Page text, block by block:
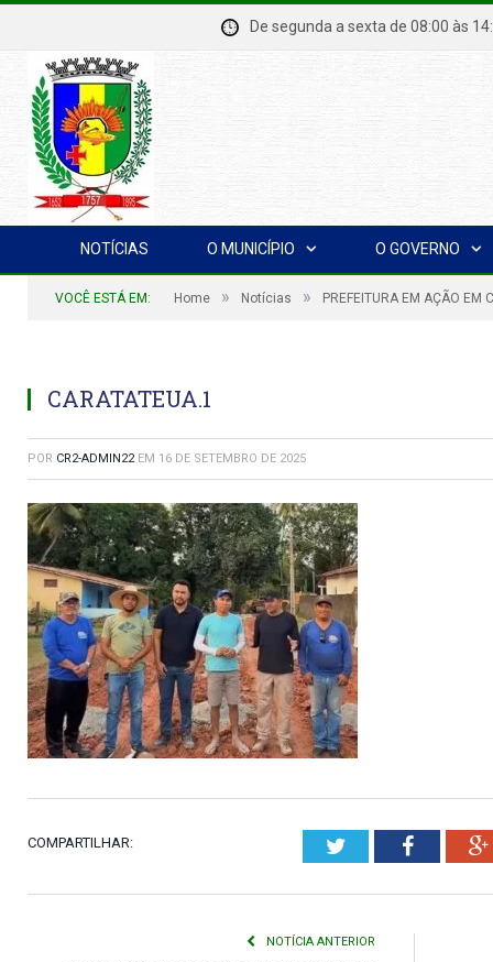
De segunda a sexta de 08:00
NOTÍCIAS O MUNICÍPIO O GOVERNO
VOCÊ ESTÁ EM: Home » Notícias » PREFEITURA EM AÇÃO EM
CARATATEUA.1
POR CR2-ADMIN22 EM 16 DE SETEMBRO DE 2025
COMPARTILHAR: Twitter
NOTÍCIA ANTERIOR